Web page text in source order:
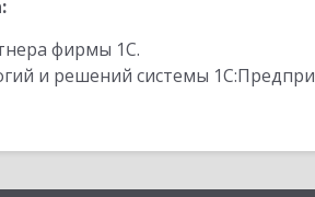
фирмы 1С.
и решений системы